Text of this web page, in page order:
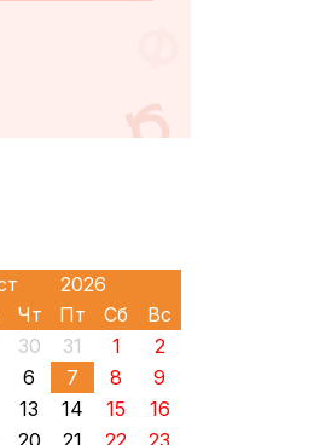
Чт Пт Сб
Вс
30 31 1
2
6 7 8
9
13 14 15
16